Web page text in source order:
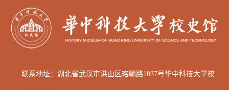
联系地址：湖北省武汉市洪山区珞喻路1037号华中科技大学校